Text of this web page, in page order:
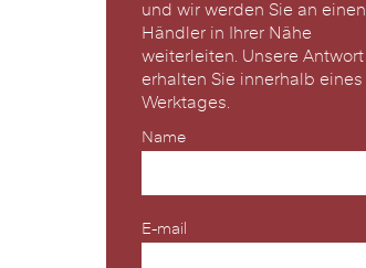
und wir werden Sie an einen
Händler in Ihrer Nähe
weiterleiten. Unsere Antwort
erhalten Sie innerhalb eines
Werktages.
Name
E-mail